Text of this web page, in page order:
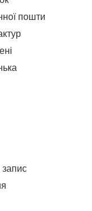
пошти
запис